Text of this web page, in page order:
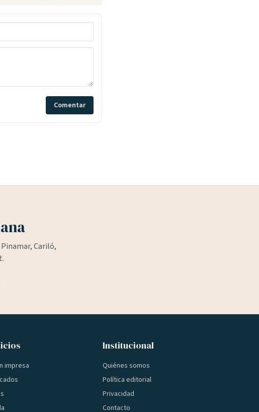
Comentar
Cariló,
impresa
Institucional
Quiénes somos
Política editorial
Privacidad
Contacto